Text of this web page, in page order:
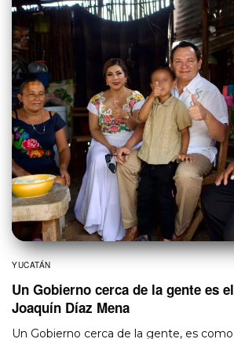
YUCATÁN
Un Gobierno cerca de la gente es
Joaquín Díaz Mena
Un Gobierno cerca de la gente, es